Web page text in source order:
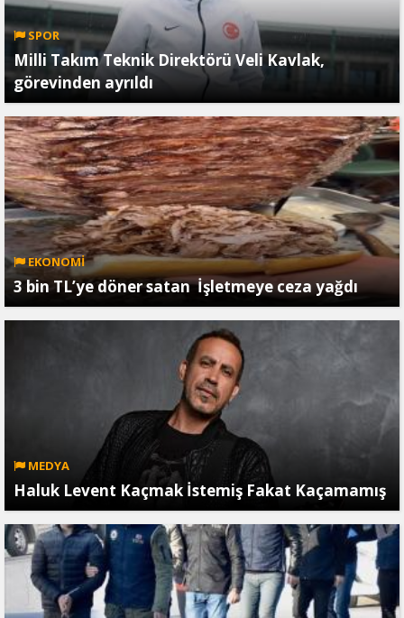
SPOR
Milli Takım Teknik Direktörü Veli Kavlak,
görevinden ayrıldı
EKONOMİ
3 bin TL’ye döner satan İşletmeye ceza yağdı
MEDYA
Haluk Levent Kaçmak İstemiş Fakat Kaçamamış